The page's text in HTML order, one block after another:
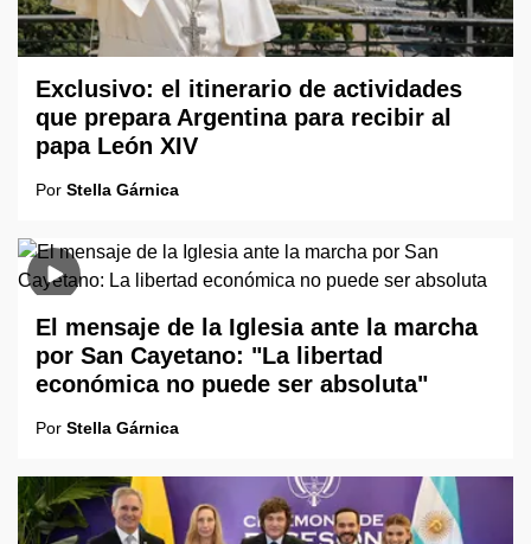
Exclusivo: el itinerario de actividades
que prepara Argentina para recibir al
papa León XIV
Por Stella Gárnica
El mensaje de la Iglesia ante la marcha
por San Cayetano: "La libertad
económica no puede ser absoluta"
Por Stella Gárnica